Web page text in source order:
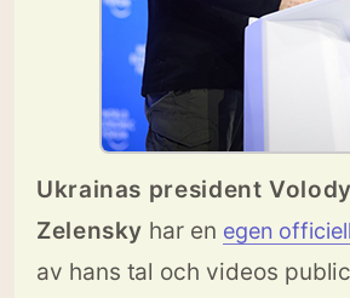
Ukrainas president
Zelensky har en egen
av hans tal och videos